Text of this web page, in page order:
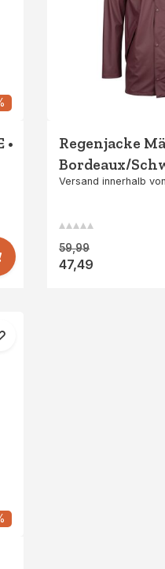
•
Regenjacke
Bordeaux/
Versand innerhalb
59,99
47,49